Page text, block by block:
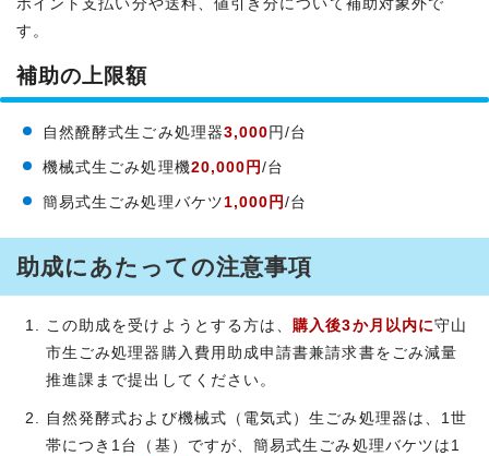
ポイント支払い分や送料、値引き分について補助対象外で
す。
補助の上限額
自然醗酵式生ごみ処理器3,000円/台
機械式生ごみ処理機20,000円/台
簡易式生ごみ処理バケツ1,000円/台
助成にあたっての注意事項
この助成を受けようとする方は、購入後3か月以内に守山
市生ごみ処理器購入費用助成申請書兼請求書をごみ減量
推進課まで提出してください。
自然発酵式および機械式（電気式）生ごみ処理器は、1世
帯につき1台（基）ですが、簡易式生ごみ処理バケツは1